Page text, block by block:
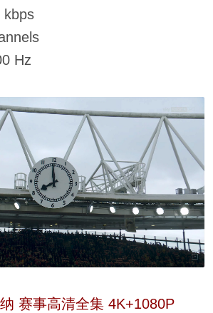
kbps
Hz
赛事高清全集 4K+1080P